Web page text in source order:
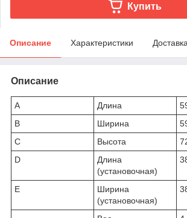
Купить
Описание Характеристики Доставка
Описание
A Длина
B
Ширина
C
Высота
D
Длина
(установочная)
E
Ширина
(установочная)